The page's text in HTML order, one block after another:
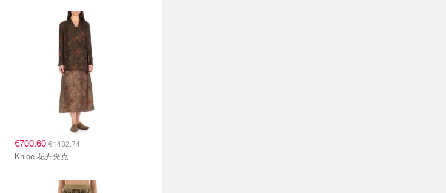
€700.60 €1482.74
Khloe 花卉夹克